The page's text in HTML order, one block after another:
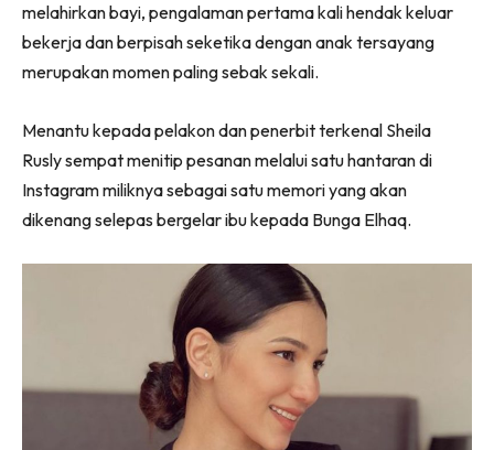
melahirkan bayi, pengalaman pertama kali hendak keluar
bekerja dan berpisah seketika dengan anak tersayang
merupakan momen paling sebak sekali.
Menantu kepada pelakon dan penerbit terkenal Sheila
Rusly sempat menitip pesanan melalui satu hantaran di
Instagram miliknya sebagai satu memori yang akan
dikenang selepas bergelar ibu kepada Bunga Elhaq.